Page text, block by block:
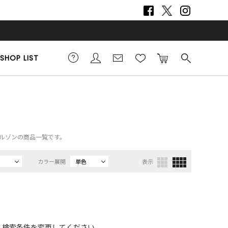
SHOP LIST
ンの商品一覧です。
カラー展開 単色 表示